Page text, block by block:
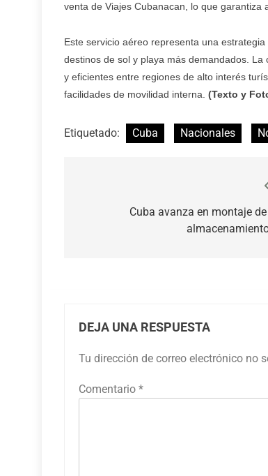
venta de Viajes Cubanacan, lo que
Este servicio aéreo representa una
destinos de sol y playa más demandados.
y eficientes entre regiones de alto interés
facilidades de movilidad interna. (Texto y
Etiquetado: Cuba Nacionales
Cuba avanza en montaje
DEJA UNA RESPUESTA
Tu dirección de correo electrónico no
Comentario *